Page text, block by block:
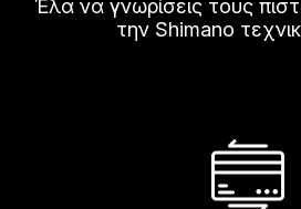
Έλα να γνωρίσεις τους
την Shimano